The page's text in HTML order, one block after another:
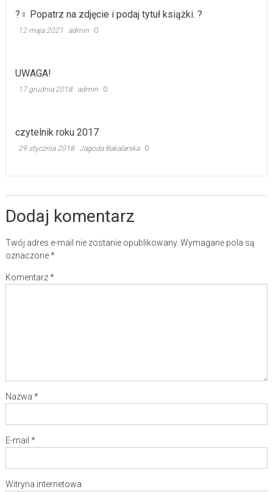
?️‍♀️ Popatrz na zdjęcie i podaj tytuł książki. ?
12 maja 2021 admin 0
UWAGA!
17 grudnia 2018 admin 0
czytelnik roku 2017
29 stycznia 2018 Jagoda Bakalarska 0
Dodaj komentarz
Twój adres e-mail nie zostanie opublikowany. Wymagane pola są
oznaczone*
Komentarz*
Nazwa *
E-mail *
Witryna internetowa